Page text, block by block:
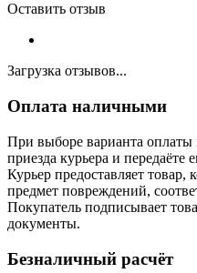
Оставить отзыв
Загрузка отзывов...
Оплата наличными
При выборе варианта
приезда курьера и передаёте
Курьер предоставляет
предмет повреждений,
Покупатель подписывает
документы.
Безналичный расчёт